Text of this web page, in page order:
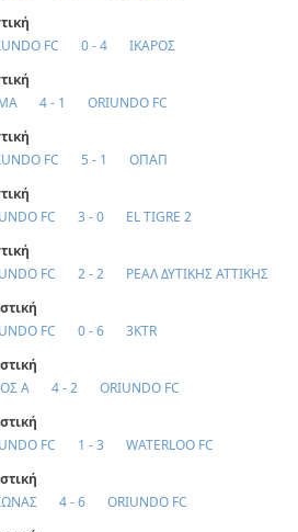
FC 0 - 4
ΙΚΑΡΟΣ
4 - 1
ORIUNDO FC
FC 5 - 1
ΟΠΑΠ
FC 3 - 0
EL TIGRE 2
FC 2 - 2
ΡΕΑΛ ΔΥΤΙΚΗΣ ΑΤΤΙΚΗΣ
FC 0 - 6
3KTR
Α 4 - 2
ORIUNDO FC
FC 1 - 3
WATERLOO FC
4 - 6
ORIUNDO FC